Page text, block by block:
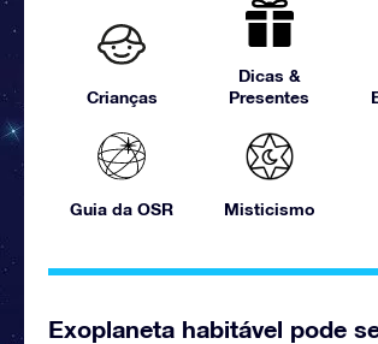
Crianças
Dicas &
Presentes
Guia da OSR Misticismo
Exoplaneta habitável pode